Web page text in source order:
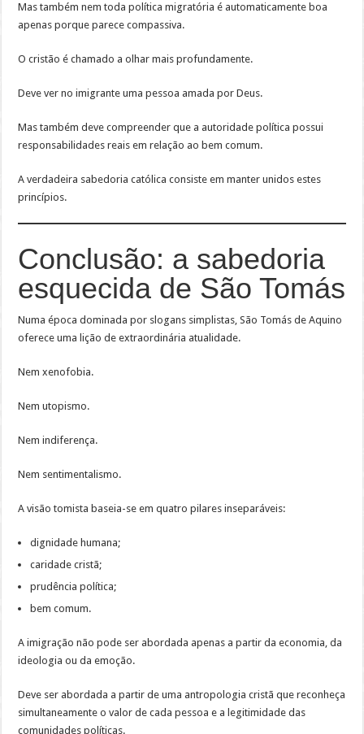
Mas também nem toda política migratória é automaticamente boa
apenas porque parece compassiva.
O cristão é chamado a olhar mais profundamente.
Deve ver no imigrante uma pessoa amada por Deus.
Mas também deve compreender que a autoridade política possui
responsabilidades reais em relação ao bem comum.
A verdadeira sabedoria católica consiste em manter unidos estes
princípios.
Conclusão: a sabedoria
esquecida de São Tomás
Numa época dominada por slogans simplistas, São Tomás de Aquino
oferece uma lição de extraordinária atualidade.
Nem xenofobia.
Nem utopismo.
Nem indiferença.
Nem sentimentalismo.
A visão tomista baseia-se em quatro pilares inseparáveis:
dignidade humana;
caridade cristã;
prudência política;
bem comum.
A imigração não pode ser abordada apenas a partir da economia, da
ideologia ou da emoção.
Deve ser abordada a partir de uma antropologia cristã que reconheça
simultaneamente o valor de cada pessoa e a legitimidade das
comunidades políticas.